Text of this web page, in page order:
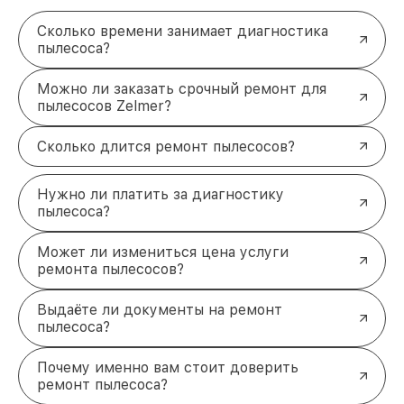
Обратиться к специалистам — лучший способ
сохранить пылесос в рабочем состоянии. Мы
предлагаем профессиональный ремонт,
качественные материалы и удобные условия для
клиентов. Позвоните по телефону +7 (863) 209-
79-87, или приходите в наш сервисный центр по
адресу: проспект Стачки, 200/1к1.
Сколько времени занимает диагностика
пылесоса?
Можно ли заказать срочный ремонт для
пылесосов Zelmer?
Сколько длится ремонт пылесосов?
Нужно ли платить за диагностику
пылесоса?
Может ли измениться цена услуги
ремонта пылесосов?
Выдаёте ли документы на ремонт
пылесоса?
Почему именно вам стоит доверить
ремонт пылесоса?